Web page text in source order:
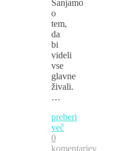
Sanjamo
o
tem,
da
bi
videli
vse
glavne
živali.
…
preberi
več
0
komentarjev